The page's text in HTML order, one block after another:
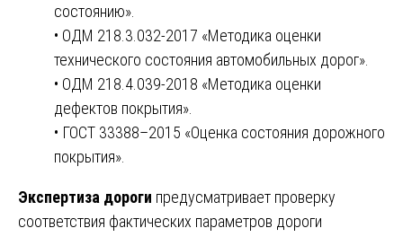
состоянию».
• ОДМ 218.3.032-2017 «Методика оценки
технического состояния автомобильных дорог».
• ОДМ 218.4.039-2018 «Методика оценки
дефектов покрытия».
• ГОСТ 33388–2015 «Оценка состояния дорожного
покрытия».
Экспертиза дороги предусматривает проверку
соответствия фактических параметров дороги